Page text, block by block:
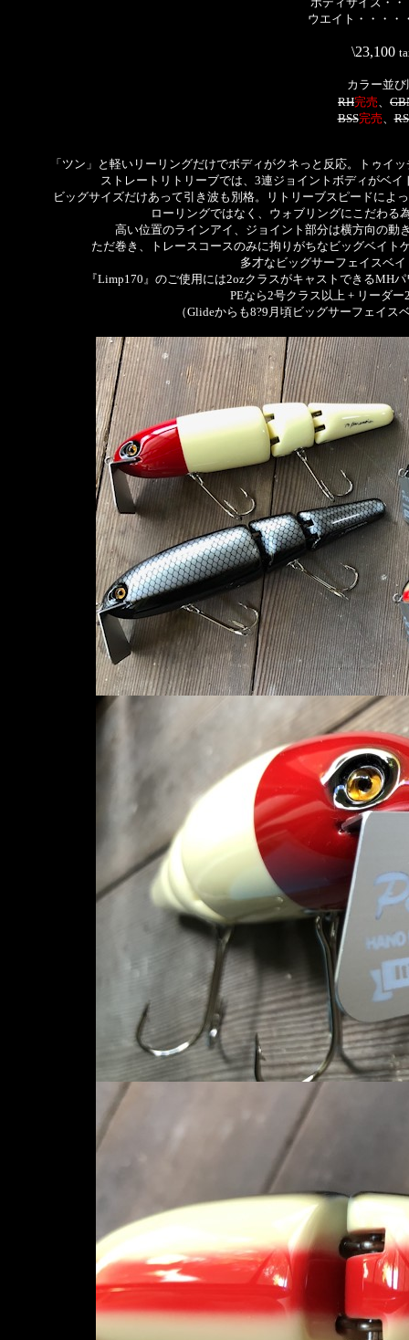
ウエイト・・・・
\23,100
カラー並び
RH完売、
BSS完売、
「ツン」と軽いリーリングだけでボディがクネっと反応。トゥイ
ストレートリトリーブでは、3連ジョイントボディがベ
ビッグサイズだけあって引き波も別格。リトリーブスピードによ
ローリングではなく、ウォブリングにこだわる
高い位置のラインアイ、ジョイント部分は横方向の動
ただ巻き、トレースコースのみに拘りがちなビッグベイ
多才なビッグサーフェイスベ
『Limp170』のご使用には2ozクラスがキャストできるMH
PEなら2号クラス以上 + リーダ
（Glideからも8?9月頃ビッグサーフェイ